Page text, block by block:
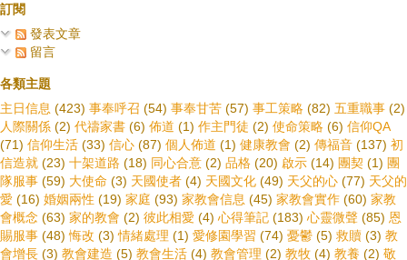
訂閱
發表文章
留言
各類主題
主日信息 (423) 事奉呼召 (54) 事奉甘苦 (57) 事工策略 (82) 五重職事 (2)
人際關係 (2) 代禱家書 (6) 佈道 (1) 作主門徒 (2) 使命策略 (6) 信仰QA
(71) 信仰生活 (33) 信心 (87) 個人佈道 (1) 健康教會 (2) 傳福音 (137) 初
信造就 (23) 十架道路 (18) 同心合意 (2) 品格 (20) 啟示 (14) 團契 (1) 團
隊服事 (59) 大使命 (3) 天國使者 (4) 天國文化 (49) 天父的心 (77) 天父的
愛 (16) 婚姻兩性 (19) 家庭 (93) 家教會信息 (45) 家教會實作 (60) 家教
會概念 (63) 家的教會 (2) 彼此相愛 (4) 心得筆記 (183) 心靈微聲 (85) 恩
賜服事 (48) 悔改 (3) 情緒處理 (1) 愛修園學習 (74) 憂鬱 (5) 救贖 (3) 教
會增長 (3) 教會建造 (5) 教會生活 (4) 教會管理 (2) 教牧 (4) 教養 (2) 敬